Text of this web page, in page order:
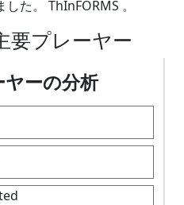
た。 ThInFORMS 。
要プレーヤー
ーの分析